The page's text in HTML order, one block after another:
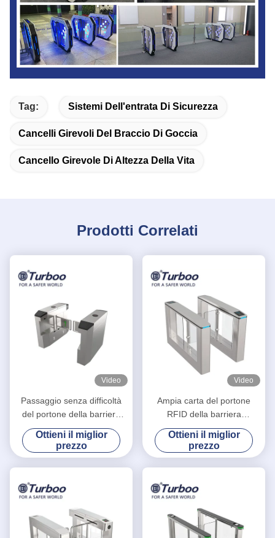
Tag: Sistemi Dell'entrata Di Sicurezza
Cancelli Girevoli Del Braccio Di Goccia
Cancello Girevole Di Altezza Della Vita
Prodotti Correlati
Video
Passaggio senza difficoltà
del portone della barriera
dell'oscillazione del taglio del
laser per i parchi di
divertimenti
Ottieni il miglior
prezzo
Video
Ampia carta del portone
RFID della barriera
dell'oscillazione del cancello
girevole 1100mm 30w
SUS304 del vicolo per
l'handicap
Ottieni il miglior
prezzo